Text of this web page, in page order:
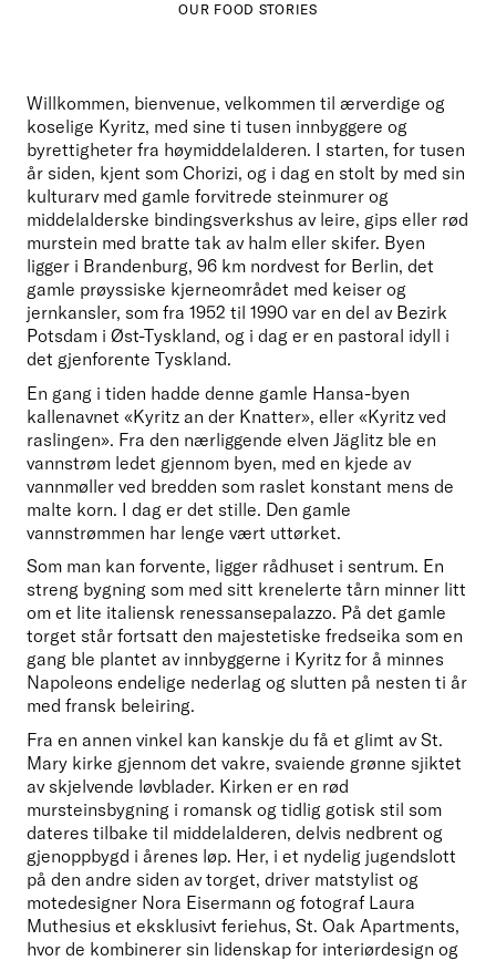
OUR FOOD STORIES
Willkommen, bienvenue, velkommen til ærverdige og
koselige Kyritz, med sine ti tusen innbyggere og
byrettigheter fra høymiddelalderen. I starten, for tusen
år siden, kjent som Chorizi, og i dag en stolt by med sin
kulturarv med gamle forvitrede steinmurer og
middelalderske bindingsverkshus av leire, gips eller rød
murstein med bratte tak av halm eller skifer. Byen
ligger i Brandenburg, 96 km nordvest for Berlin, det
gamle prøyssiske kjerneområdet med keiser og
jernkansler, som fra 1952 til 1990 var en del av Bezirk
Potsdam i Øst-Tyskland, og i dag er en pastoral idyll i
En gang i tiden hadde denne gamle Hansa-byen
kallenavnet «Kyritz an der Knatter», eller «Kyritz ved
raslingen». Fra den nærliggende elven Jäglitz ble en
vannstrøm ledet gjennom byen, med en kjede av
vannmøller ved bredden som raslet konstant mens de
malte korn. I dag er det stille. Den gamle
Som man kan forvente, ligger rådhuset i sentrum. En
streng bygning som med sitt krenelerte tårn minner litt
om et lite italiensk renessansepalazzo. På det gamle
torget står fortsatt den majestetiske fredseika som en
gang ble plantet av innbyggerne i Kyritz for å minnes
Napoleons endelige nederlag og slutten på nesten ti år
Fra en annen vinkel kan kanskje du få et glimt av St.
Mary kirke gjennom det vakre, svaiende grønne sjiktet
av skjelvende løvblader. Kirken er en rød
mursteinsbygning i romansk og tidlig gotisk stil som
dateres tilbake til middelalderen, delvis nedbrent og
gjenoppbygd i årenes løp. Her, i et nydelig jugendslott
på den andre siden av torget, driver matstylist og
motedesigner Nora Eisermann og fotograf Laura
Muthesius et eksklusivt feriehus, St. Oak Apartments,
hvor de kombinerer sin lidenskap for interiørdesign og